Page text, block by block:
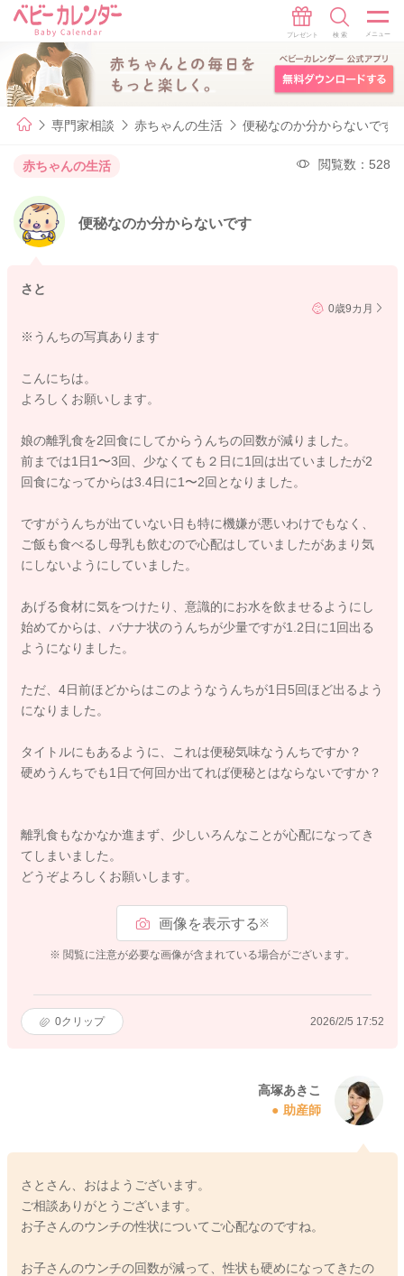
専門家相談 赤ちゃんの生活 便秘なのか分からないです
赤ちゃんの生活 閲覧数：528
便秘なのか分からないです
さと
0歳9カ月
※うんちの写真あります
こんにちは。
よろしくお願いします。
娘の離乳食を2回食にしてからうんちの回数が減りました。
前までは1日1〜3回、少なくても２日に1回は出ていましたが2
回食になってからは3.4日に1〜2回となりました。
ですがうんちが出ていない日も特に機嫌が悪いわけでもなく、
ご飯も食べるし母乳も飲むので心配はしていましたがあまり気
にしないようにしていました。
あげる食材に気をつけたり、意識的にお水を飲ませるようにし
始めてからは、バナナ状のうんちが少量ですが1.2日に1回出る
ようになりました。
ただ、4日前ほどからはこのようなうんちが1日5回ほど出るよう
になりました。
タイトルにもあるように、これは便秘気味なうんちですか？
硬めうんちでも1日で何回か出てれば便秘とはならないですか？
離乳食もなかなか進まず、少しいろんなことが心配になってき
てしまいました。
どうぞよろしくお願いします。
画像を表示する※
※ 閲覧に注意が必要な画像が含まれている場合がございます。
0クリップ 2026/2/5 17:52
高塚あきこ
助産師
さとさん、おはようございます。
ご相談ありがとうございます。
お子さんのウンチの性状についてご心配なのですね。
お子さんのウンチの回数が減って、性状も硬めになってきたの